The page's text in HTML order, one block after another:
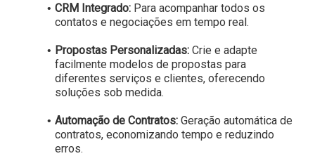
CRM Integrado: Para acompanhar todos os
contatos e negociações em tempo real.
Propostas Personalizadas:Crie e adapte
facilmente modelos de propostas para
diferentes serviços e clientes, oferecendo
soluções sob medida.
Automação de Contratos:Geração automática de
contratos, economizando tempo e reduzindo
erros.